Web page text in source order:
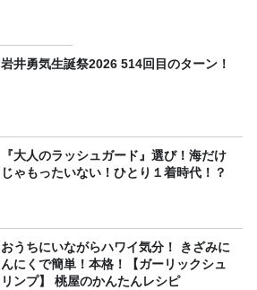
岩井勇気生誕祭2026 514回目のターン！
『大人のラッシュガード』選び！海だけ
じゃもったいない！ひとり１着時代！？
おうちにいながらハワイ気分！ きざみに
んにくで簡単！本格！【ガーリックシュ
リンプ】 桃屋のかんたんレシピ